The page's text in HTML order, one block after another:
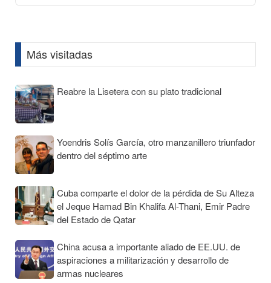
Podcast
Más visitadas
Reabre la Lisetera con su plato tradicional
Yoendris Solís García, otro manzanillero triunfador
dentro del séptimo arte
Cuba comparte el dolor de la pérdida de Su Alteza
el Jeque Hamad Bin Khalifa Al-Thani, Emir Padre
del Estado de Qatar
China acusa a importante aliado de EE.UU. de
aspiraciones a militarización y desarrollo de
armas nucleares